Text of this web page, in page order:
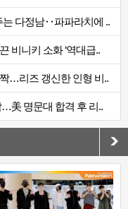
는 다정남‥파파라치에 ..
비니키 소화 ‘역대급..
…리즈 갱신한 인형 비..
美 명문대 합격 후 리..